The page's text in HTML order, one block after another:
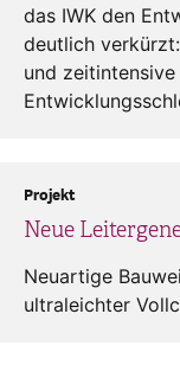
das IWK den
deutlich
und
Neue
Projekt
Neuartige
ultraleichter